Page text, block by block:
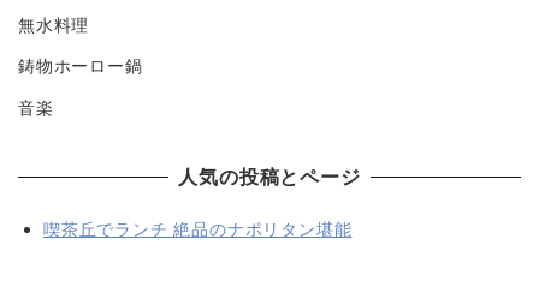
無水料理
鋳物ホーロー鍋
音楽
人気の投稿とページ
喫茶丘でランチ 絶品のナポリタン堪能